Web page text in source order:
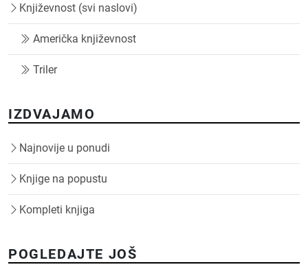
Književnost (svi naslovi)
Američka književnost
Triler
IZDVAJAMO
Najnovije u ponudi
Knjige na popustu
Kompleti knjiga
POGLEDAJTE JOŠ